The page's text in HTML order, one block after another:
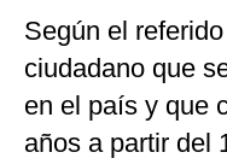
Según el
ciudadano que
en el país y que
años a partir del